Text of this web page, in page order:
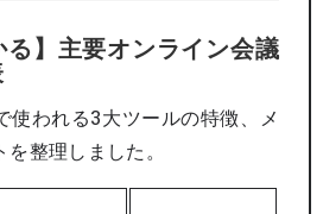
る】主要オンライン会議
使われる3大ツールの特徴、メ
整理しました。